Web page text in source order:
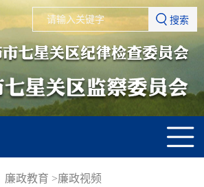
搜索
廉政教育 >廉政视频